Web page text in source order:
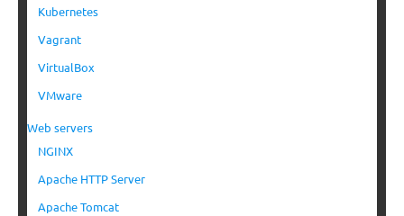
Kubernetes
Vagrant
VirtualBox
VMware
Web servers
NGINX
Apache HTTP Server
Apache Tomcat